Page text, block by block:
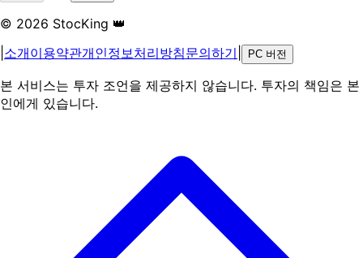
© 2026 StocKing 👑
소개이용약관개인정보처리방침문의하기 PC 버전
본 서비스는 투자 조언을 제공하지 않습니다. 투자의 책임은 본
인에게 있습니다.